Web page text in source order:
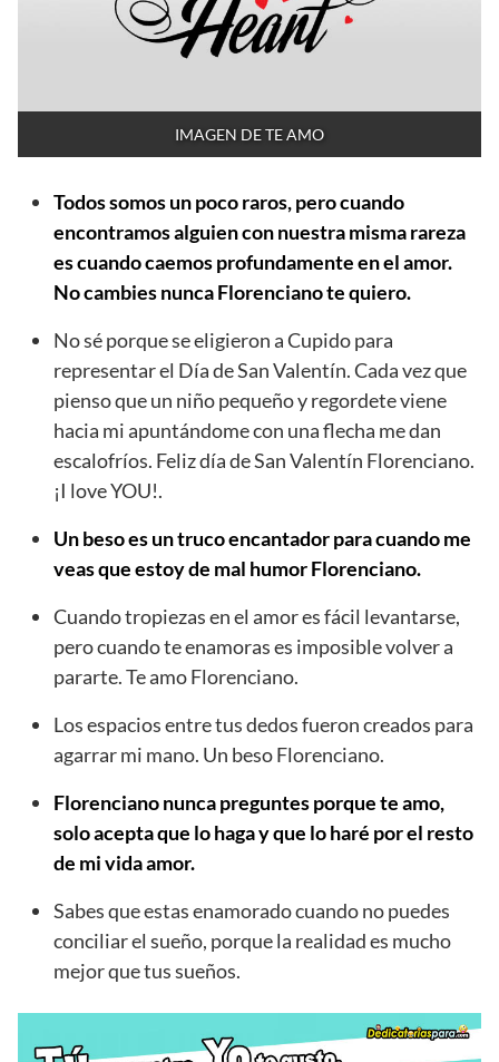
IMAGEN DE TE AMO
Todos somos un poco raros, pero cuando
encontramos alguien con nuestra misma rareza
es cuando caemos profundamente en el amor.
No cambies nunca Florenciano te quiero.
No sé porque se eligieron a Cupido para
representar el Día de San Valentín. Cada vez que
pienso que un niño pequeño y regordete viene
hacia mi apuntándome con una flecha me dan
escalofríos. Feliz día de San Valentín Florenciano.
¡I love YOU!.
Un beso es un truco encantador para cuando me
veas que estoy de mal humor Florenciano.
Cuando tropiezas en el amor es fácil levantarse,
pero cuando te enamoras es imposible volver a
pararte. Te amo Florenciano.
Los espacios entre tus dedos fueron creados para
agarrar mi mano. Un beso Florenciano.
Florenciano nunca preguntes porque te amo,
solo acepta que lo haga y que lo haré por el resto
de mi vida amor.
Sabes que estas enamorado cuando no puedes
conciliar el sueño, porque la realidad es mucho
mejor que tus sueños.